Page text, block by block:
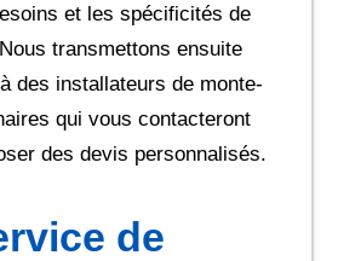
et les spécificités de
transmettons ensuite
des installateurs de monte-
qui vous contacteront
des devis personnalisés.
de